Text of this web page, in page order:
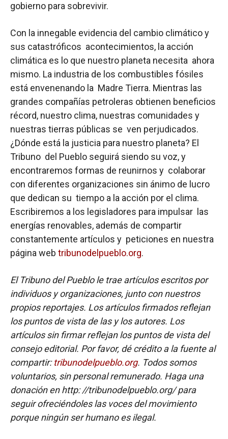
gobierno para sobrevivir.
Con la innegable evidencia del cambio climático y
sus catastróficos acontecimientos, la acción
climática es lo que nuestro planeta necesita ahora
mismo. La industria de los combustibles fósiles
está envenenando la Madre Tierra. Mientras las
grandes compañías petroleras obtienen beneficios
récord, nuestro clima, nuestras comunidades y
nuestras tierras públicas se ven perjudicados.
¿Dónde está la justicia para nuestro planeta? El
Tribuno del Pueblo seguirá siendo su voz, y
encontraremos formas de reunirnos y colaborar
con diferentes organizaciones sin ánimo de lucro
que dedican su tiempo a la acción por el clima.
Escribiremos a los legisladores para impulsar las
energías renovables, además de compartir
constantemente artículos y peticiones en nuestra
página web tribunodelpueblo.org.
El Tribuno del Pueblo le trae artículos escritos por
individuos y organizaciones, junto con nuestros
propios reportajes. Los artículos firmados reflejan
los puntos de vista de las y los autores. Los
artículos sin firmar reflejan los puntos de vista del
consejo editorial. Por favor, dé crédito a la fuente al
compartir:tribunodelpueblo.org. Todos somos
voluntarios, sin personal remunerado. Haga una
donación en http: //tribunodelpueblo.org/ para
seguir ofreciéndoles las voces del movimiento
porque ningún ser humano es ilegal.